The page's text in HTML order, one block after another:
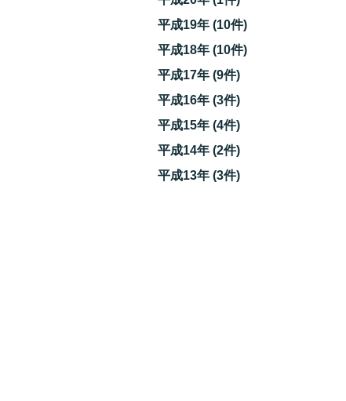
平成19年 (10件)
平成18年 (10件)
平成17年 (9件)
平成16年 (3件)
平成15年 (4件)
平成14年 (2件)
平成13年 (3件)